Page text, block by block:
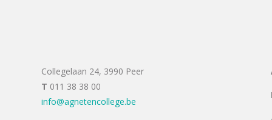
Collegelaan 24, 3990 Peer
T 011 38 38 00
info@agnetencollege.be